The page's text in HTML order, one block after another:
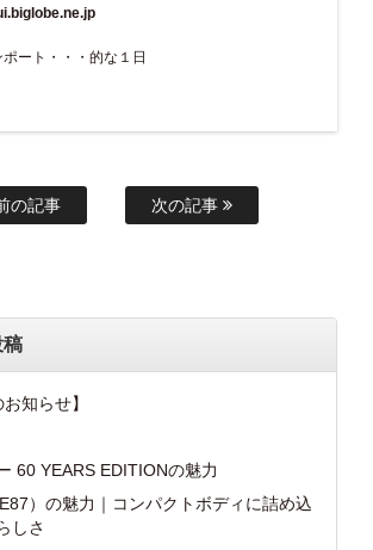
の記事 次の記事
稿
知らせ】
60 YEARS EDITIONの魅力
）の魅力｜コンパクトボディに詰め込
しさ